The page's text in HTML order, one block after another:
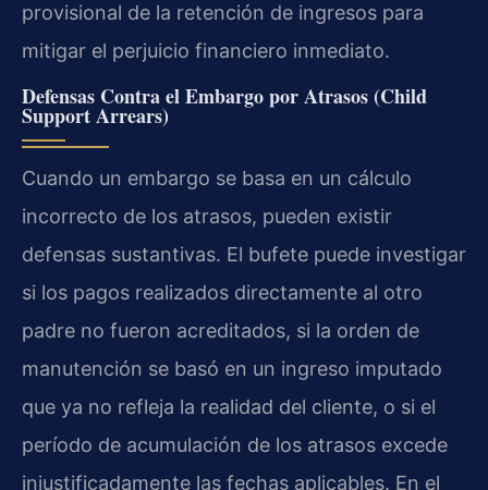
provisional de la retención de ingresos para
mitigar el perjuicio financiero inmediato.
Defensas Contra el Embargo por Atrasos (Child
Support Arrears)
Cuando un embargo se basa en un cálculo
incorrecto de los atrasos, pueden existir
defensas sustantivas. El bufete puede investigar
si los pagos realizados directamente al otro
padre no fueron acreditados, si la orden de
manutención se basó en un ingreso imputado
que ya no refleja la realidad del cliente, o si el
período de acumulación de los atrasos excede
injustificadamente las fechas aplicables. En el